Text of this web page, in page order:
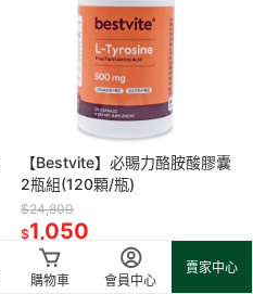
購物車 會員中心
賣家中心
【Bestvite】必賜力酪胺酸膠囊
2瓶組(120顆/瓶)
$24,800
$1,050
6